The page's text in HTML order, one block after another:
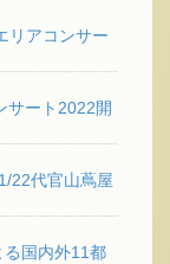
リアコンサー
サート2022開
22代官山蔦屋
る国内外11都